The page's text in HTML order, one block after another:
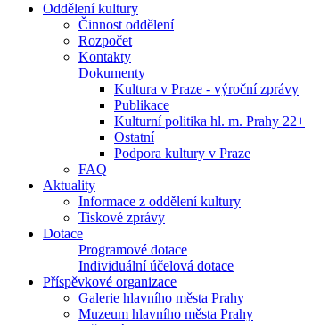
Oddělení kultury
Činnost oddělení
Rozpočet
Kontakty
Dokumenty
Kultura v Praze - výroční zprávy
Publikace
Kulturní politika hl. m. Prahy 22+
Ostatní
Podpora kultury v Praze
FAQ
Aktuality
Informace z oddělení kultury
Tiskové zprávy
Dotace
Programové dotace
Individuální účelová dotace
Příspěvkové organizace
Galerie hlavního města Prahy
Muzeum hlavního města Prahy